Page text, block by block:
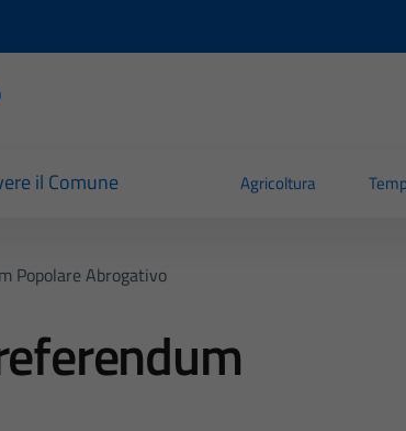
il Comune Agricoltura
Popolare Abrogativo